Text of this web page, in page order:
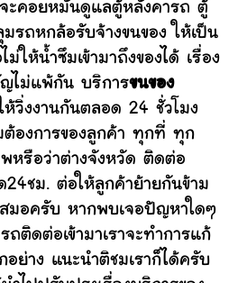
จะคอยหมั่นดูแลตู้หลังคารถ ตู้
รถหกล้อรับจ้างขนของ ให้เป็น
ม่ให้น้ำซึมเข้ามาถึงของได้ เรื่อง
ไม่แพ้กัน บริการขนของ
ให้วิ่งงานกันตลอด 24 ชั่วโมง
ต้องการของลูกค้า ทุกที่ ทุก
พหรือว่าต่างจังหวัด ติดต่อ
24ชม. ต่อให้ลูกค้าย้ายกันข้าม
มอครับ หากพบเจอปัญหาใดๆ
ถติดต่อเข้ามาเราจะทำการแก้
ย่าง แนะนำติชมเราก็ได้ครับ